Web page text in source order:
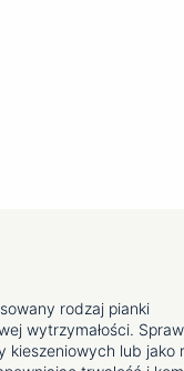
rodzaj pianki
wytrzymałości.
kieszeniowych lub jako